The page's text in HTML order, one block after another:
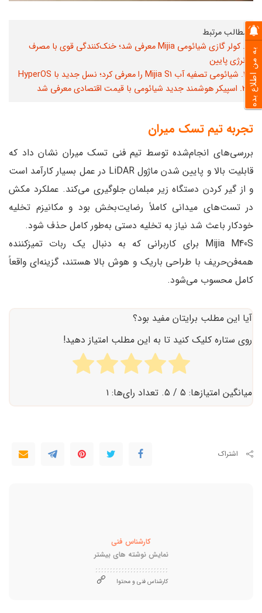
مطالب مرتبط
1. کولر گازی شیائومی Mijia معرفی شد؛ خنک‌کنندگی قوی با مصرف
انرژی پایین
2. شیائومی تصفیه‌ آب Mijia S1 را معرفی کرد؛ نسل جدید با HyperOS
۳. اسپیکر هوشمند جدید شیائومی با قیمت اقتصادی معرفی شد
تجربه تیم تسک میران
بررسی‌های انجام‌شده توسط تیم فنی تسک میران نشان داد که
قابلیت بالا و پایین شدن ماژول LiDAR در عمل بسیار کارآمد است
و از گیر کردن دستگاه زیر مبلمان جلوگیری می‌کند. عملکرد مکش
در تست‌های میدانی کاملاً رضایت‌بخش بود و مکانیزم تخلیه
خودکار باعث شد نیاز به تخلیه دستی به‌طور کامل حذف شود.
Mijia M40S برای کاربرانی که به دنبال یک ربات تمیزکننده
همه‌فن‌حریف با طراحی باریک و هوش بالا هستند، گزینه‌ای واقعاً
کامل محسوب می‌شود.
آیا این مطلب برایتان مفید بود؟
روی ستاره کلیک کنید تا به این مطلب امتیاز دهید!
میانگین امتیازها: ۵ / ۵. تعداد رای‌ها: ۱
اشتراک
کارشناس فنی
نمایش نوشته های بیشتر
کارشناس فنی و محتوا
به من اطلاع بده